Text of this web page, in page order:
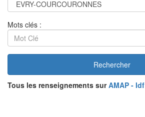
Mots clés :
Rechercher
Tous les renseignements surAMAP - Idf